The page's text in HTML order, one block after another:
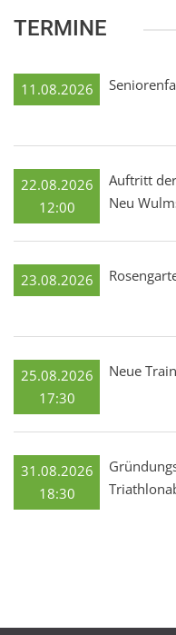
TERMINE
11.08.2026
22.08.2026
12:00
Auftritt
Neu
23.08.2026
25.08.2026
17:30
Neue
31.08.2026
18:30